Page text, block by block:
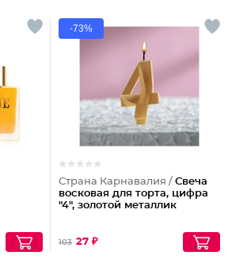
-73%
Страна Карнавалия / Свеча
восковая для торта, цифра
"4", золотой металлик
103 27 ₽